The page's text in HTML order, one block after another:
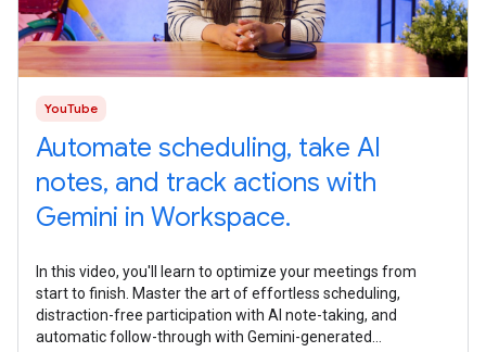
YouTube
Automate scheduling, take AI
notes, and track actions with
Gemini in Workspace.
In this video, you'll learn to optimize your meetings from
start to finish. Master the art of effortless scheduling,
distraction-free participation with AI note-taking, and
automatic follow-through with Gemini-generated